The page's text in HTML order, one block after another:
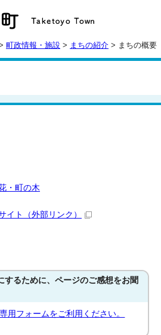
町政情報・施設 > まちの紹介 > まちの概要
・町の木
イト （外部リンク）
するために、ページのご感想をお聞
用フォームをご利用ください。